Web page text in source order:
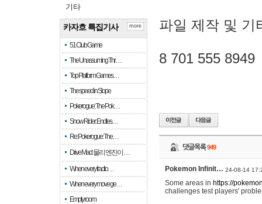
기타
카자흐 특집기사
51 Club Game
The Unassuming Thr…
Top Platform Games…
The speed in Slope
Pokerogue: The Pok…
Snow Rider: Endles…
Re: Pokerogue: The…
Drive Mad: 물리 엔진이 …
When every fractio…
When every move ge…
Empty room
more 파일 제작 및 기
8 701 555 8949
댓글목록949
Pokemon Infinit… 24-08-14
Some areas in https://
challenges test players'